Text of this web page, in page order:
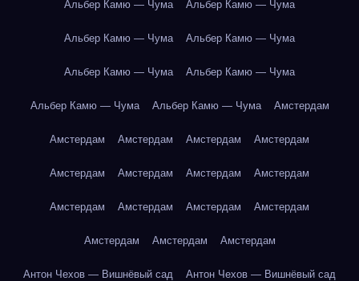
Альбер Камю — Чума Альбер Камю — Чума
Альбер Камю — Чума Альбер Камю — Чума
Альбер Камю — Чума Альбер Камю — Чума
Альбер Камю — Чума Альбер Камю — Чума Амстердам
Амстердам Амстердам Амстердам Амстердам
Амстердам Амстердам Амстердам Амстердам
Амстердам Амстердам Амстердам Амстердам
Амстердам Амстердам Амстердам
Антон Чехов — Вишнёвый сад Антон Чехов — Вишнёвый сад